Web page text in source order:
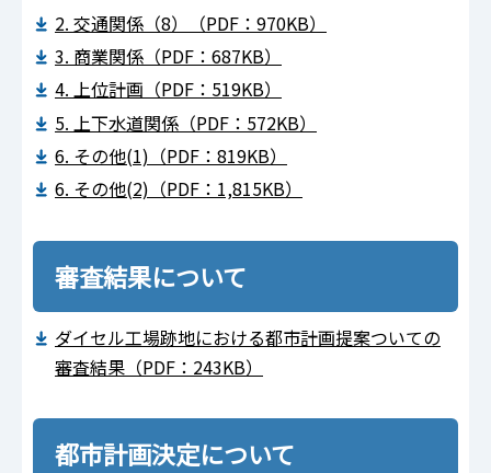
2. 交通関係（8）（PDF：970KB）
3. 商業関係（PDF：687KB）
4. 上位計画（PDF：519KB）
5. 上下水道関係（PDF：572KB）
6. その他(1)（PDF：819KB）
6. その他(2)（PDF：1,815KB）
審査結果について
ダイセル工場跡地における都市計画提案ついての
審査結果（PDF：243KB）
都市計画決定について